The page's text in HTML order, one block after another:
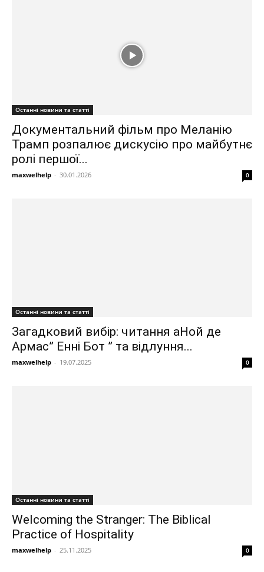
Останні новини та статті
Документальний фільм про Меланію
Трамп розпалює дискусію про майбутнє
ролі першої...
maxwelhelp - 30.01.2026 0
Останні новини та статті
Загадковий вибір: читання аНой де
Армас” Енні Бот ” та відлуння...
maxwelhelp - 19.07.2025 0
Останні новини та статті
Welcoming the Stranger: The Biblical
Practice of Hospitality
maxwelhelp - 25.11.2025 0